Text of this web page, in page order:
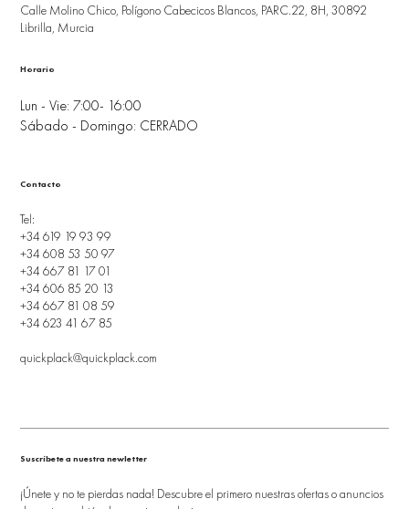
Calle Molino Chico, Polígono Cabecicos Blancos, PARC.22, 8H, 30892
Librilla, Murcia
Lun - Vie: 7:00- 16:00
Sábado - Domingo: CERRADO
Horario
Tel:
+34 619 19 93 99
+34 608 53 50 97
+34 667 81 17 01
+34 606 85 20 13
+34 667 81 08 59
+34 623 41 67 85
quickplack@quickplack.com
Contacto
Suscríbete a nuestra newletter
¡Únete y no te pierdas nada! Descubre el primero nuestras ofertas o anuncios